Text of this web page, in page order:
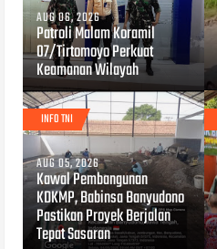
AUG 06, 2026
Patroli Malam Koramil
07/Tirtomoyo Perkuat
Keamanan Wilayah
INFO TNI
AUG 05, 2026
Kawal Pembangunan
KDKMP, Babinsa Banyudono
Pastikan Proyek Berjalan
Tepat Sasaran